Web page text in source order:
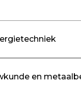
en